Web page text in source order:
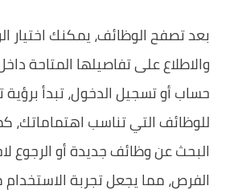
بعد تصفح الوظائف، يمكنك اختيار
والاطلاع على تفاصيلها المتاحة
حساب أو تسجيل الدخول، تبدأ
للوظائف التي تناسب اهتماماتك،
البحث عن وظائف جديدة أو الرجوع
الفرص، مما يجعل تجربة